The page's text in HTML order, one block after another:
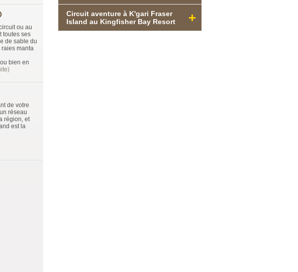
ou au
toutes ses
de sable du
manta
bien en
de votre
réseau
région, et
est la
Circuit aventure à K'gari Fraser
Island au Kingfisher Bay Resort